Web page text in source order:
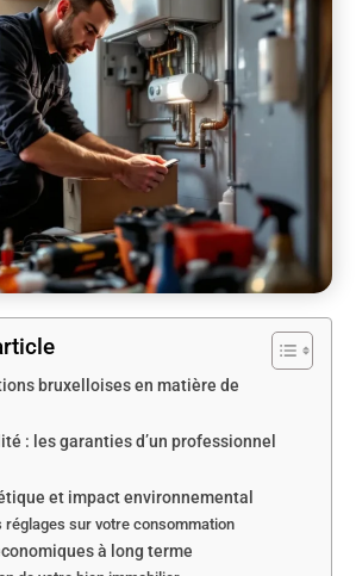
bruxelloises en matière de
: les garanties d’un professionnel
et impact environnemental
réglages sur votre consommation
à long terme